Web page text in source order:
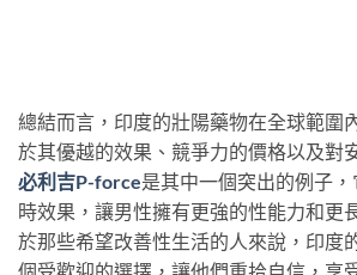
總結而言，印度的壯陽藥物在全球範圍
於其優越的效果、競爭力的價格以及對
必利吉P-force是其中一個突出的例子
時效果，讓男性擁有更強的性能力和更
於那些希望改善性生活的人來說，印度